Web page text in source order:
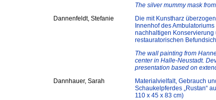
The silver mummy mask
Dannenfeldt, Stefanie
Die mit Kunstharz
Innenhof des
nachhaltigen Konservierung
restauratorischen
The wall painting from
center in Halle-Neustadt.
presentation based on
Dannhauer, Sarah
Materialvielfalt, Gebrauch
Schaukelpferdes „Rustan“
110 x 45 x 83 cm)